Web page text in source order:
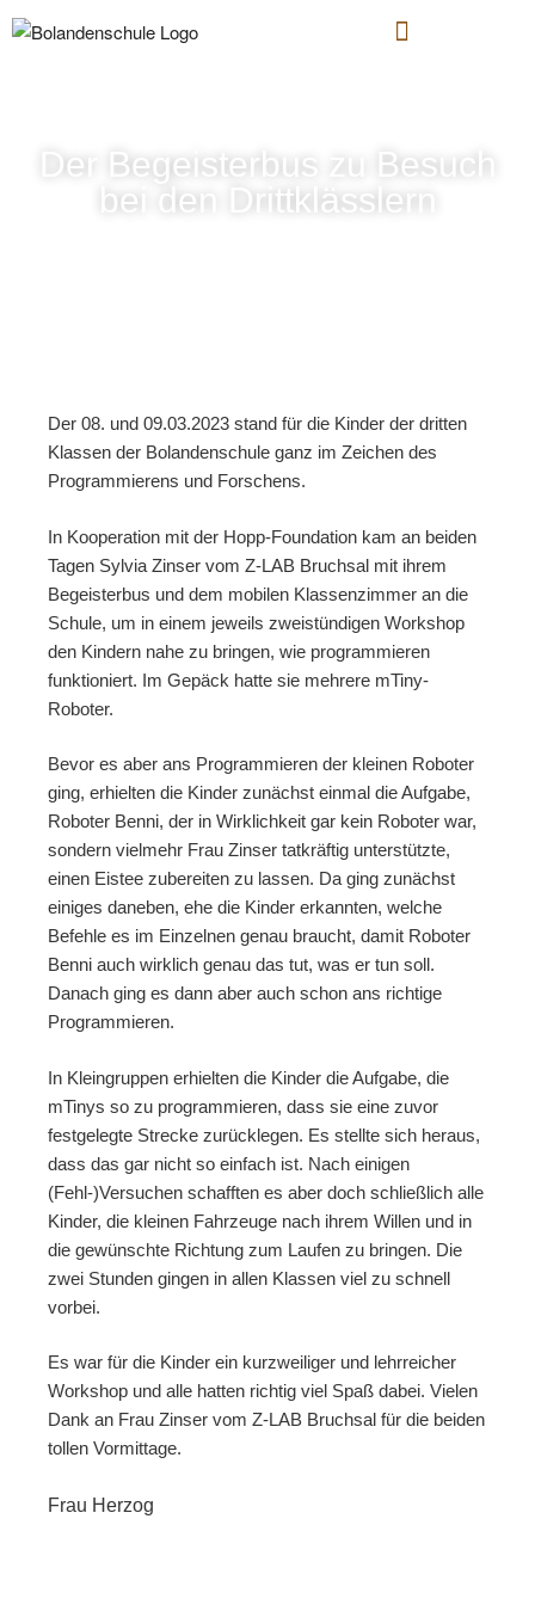
Der Begeisterbus zu Besuch
bei den Drittklässlern
Der 08. und 09.03.2023 stand für die Kinder der dritten
Klassen der Bolandenschule ganz im Zeichen des
Programmierens und Forschens.
In Kooperation mit der Hopp-Foundation kam an beiden
Tagen Sylvia Zinser vom Z-LAB Bruchsal mit ihrem
Begeisterbus und dem mobilen Klassenzimmer an die
Schule, um in einem jeweils zweistündigen Workshop
den Kindern nahe zu bringen, wie programmieren
funktioniert. Im Gepäck hatte sie mehrere mTiny-
Roboter.
Bevor es aber ans Programmieren der kleinen Roboter
ging, erhielten die Kinder zunächst einmal die Aufgabe,
Roboter Benni, der in Wirklichkeit gar kein Roboter war,
sondern vielmehr Frau Zinser tatkräftig unterstützte,
einen Eistee zubereiten zu lassen. Da ging zunächst
einiges daneben, ehe die Kinder erkannten, welche
Befehle es im Einzelnen genau braucht, damit Roboter
Benni auch wirklich genau das tut, was er tun soll.
Danach ging es dann aber auch schon ans richtige
Programmieren.
In Kleingruppen erhielten die Kinder die Aufgabe, die
mTinys so zu programmieren, dass sie eine zuvor
festgelegte Strecke zurücklegen. Es stellte sich heraus,
dass das gar nicht so einfach ist. Nach einigen
(Fehl-)Versuchen schafften es aber doch schließlich alle
Kinder, die kleinen Fahrzeuge nach ihrem Willen und in
die gewünschte Richtung zum Laufen zu bringen. Die
zwei Stunden gingen in allen Klassen viel zu schnell
vorbei.
Es war für die Kinder ein kurzweiliger und lehrreicher
Workshop und alle hatten richtig viel Spaß dabei. Vielen
Dank an Frau Zinser vom Z-LAB Bruchsal für die beiden
tollen Vormittage.
Frau Herzog